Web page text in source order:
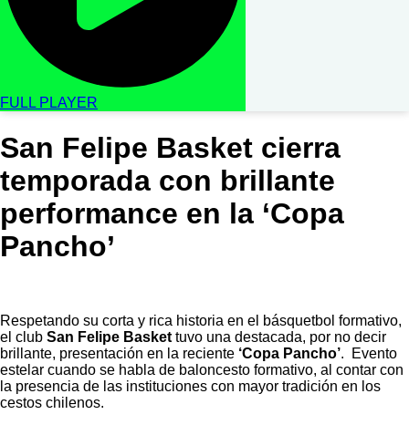
FULL PLAYER
San Felipe Basket cierra
temporada con brillante
performance en la ‘Copa
Pancho’
Respetando su corta y rica historia en el básquetbol formativo,
el club San Felipe Basket tuvo una destacada, por no decir
brillante, presentación en la reciente ‘Copa Pancho’. Evento
estelar cuando se habla de baloncesto formativo, al contar con
la presencia de las instituciones con mayor tradición en los
cestos chilenos.